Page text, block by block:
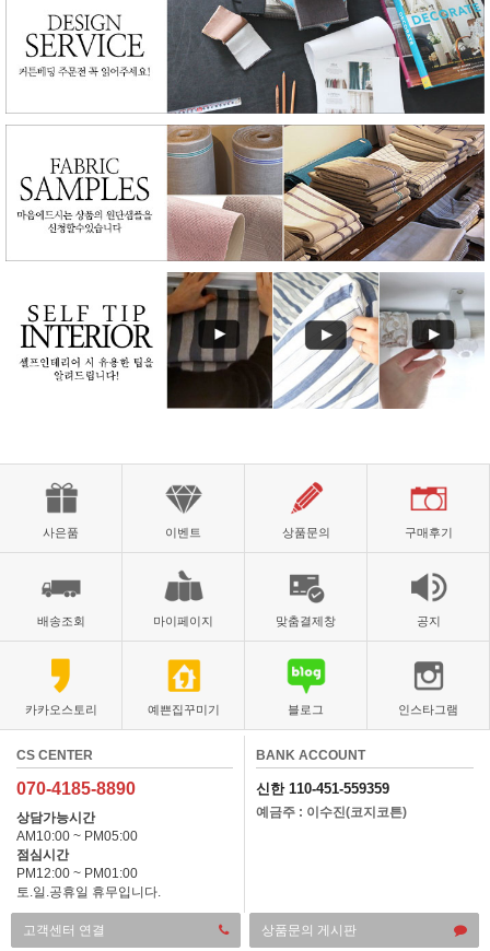
사은품 이벤트 상품문의 구매후기
배송조회 마이페이지 맞춤결제창 공지
카카오스토리 예쁜집꾸미기 블로그 인스타그램
CS CENTER
070-4185-8890
상담가능시간
AM10:00 ~ PM05:00
점심시간
PM12:00 ~ PM01:00
토.일.공휴일 휴무입니다.
BANK ACCOUNT
신한 110-451-559359
예금주 : 이수진(코지코튼)
고객센터 연결 상품문의 게시판